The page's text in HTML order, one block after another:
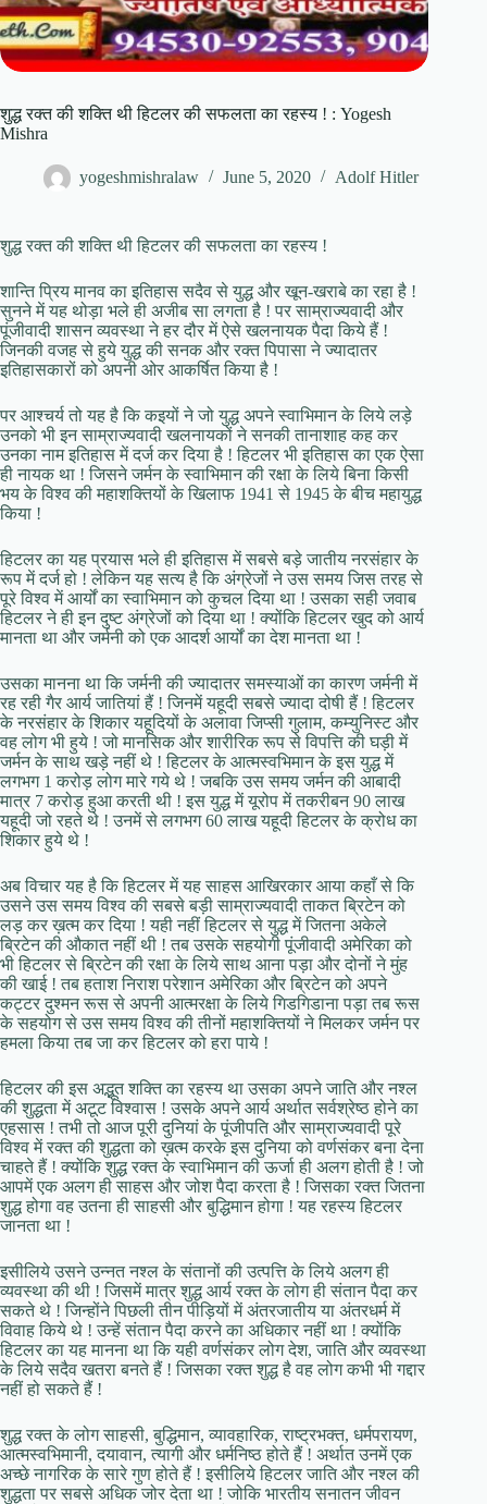
शुद्ध रक्त की शक्ति थी हिटलर की सफलता का रहस्य ! : Yogesh
Mishra
yogeshmishralaw June 5, 2020 Adolf Hitler
शुद्ध रक्त की शक्ति थी हिटलर की सफलता का रहस्य !
शान्ति प्रिय मानव का इतिहास सदैव से युद्ध और खून-खराबे का रहा है !
सुनने में यह थोड़ा भले ही अजीब सा लगता है ! पर साम्राज्यवादी और
पूंजीवादी शासन व्यवस्था ने हर दौर में ऐसे खलनायक पैदा किये हैं !
जिनकी वजह से हुये युद्ध की सनक और रक्त पिपासा ने ज्यादातर
इतिहासकारों को अपनी ओर आकर्षित किया है !
पर आश्चर्य तो यह है कि कइयों ने जो युद्ध अपने स्वाभिमान के लिये लड़े
उनको भी इन साम्राज्यवादी खलनायकों ने सनकी तानाशाह कह कर
उनका नाम इतिहास में दर्ज कर दिया है ! हिटलर भी इतिहास का एक ऐसा
ही नायक था ! जिसने जर्मन के स्वाभिमान की रक्षा के लिये बिना किसी
भय के विश्व की महाशक्तियों के खिलाफ 1941 से 1945 के बीच महायुद्ध
किया !
हिटलर का यह प्रयास भले ही इतिहास में सबसे बड़े जातीय नरसंहार के
रूप में दर्ज हो ! लेकिन यह सत्य है कि अंग्रेजों ने उस समय जिस तरह से
पूरे विश्व में आर्यों का स्वाभिमान को कुचल दिया था ! उसका सही जवाब
हिटलर ने ही इन दुष्ट अंग्रेजों को दिया था ! क्योंकि हिटलर खुद को आर्य
मानता था और जर्मनी को एक आदर्श आर्यों का देश मानता था !
उसका मानना था कि जर्मनी की ज्यादातर समस्याओं का कारण जर्मनी में
रह रही गैर आर्य जातियां हैं ! जिनमें यहूदी सबसे ज्यादा दोषी हैं ! हिटलर
के नरसंहार के शिकार यहूदियों के अलावा जिप्सी गुलाम, कम्युनिस्ट और
वह लोग भी हुये ! जो मानसिक और शारीरिक रूप से विपत्ति की घड़ी में
जर्मन के साथ खड़े नहीं थे ! हिटलर के आत्मस्वभिमान के इस युद्ध में
लगभग 1 करोड़ लोग मारे गये थे ! जबकि उस समय जर्मन की आबादी
मात्र 7 करोड़ हुआ करती थी ! इस युद्ध में यूरोप में तकरीबन 90 लाख
यहूदी जो रहते थे ! उनमें से लगभग 60 लाख यहूदी हिटलर के क्रोध का
शिकार हुये थे !
अब विचार यह है कि हिटलर में यह साहस आखिरकार आया कहाँ से कि
उसने उस समय विश्व की सबसे बड़ी साम्राज्यवादी ताकत ब्रिटेन को
लड़ कर ख़त्म कर दिया ! यही नहीं हिटलर से युद्ध में जितना अकेले
ब्रिटेन की औकात नहीं थी ! तब उसके सहयोगी पूंजीवादी अमेरिका को
भी हिटलर से ब्रिटेन की रक्षा के लिये साथ आना पड़ा और दोनों ने मुंह
की खाई ! तब हताश निराश परेशान अमेरिका और ब्रिटेन को अपने
कट्टर दुश्मन रूस से अपनी आत्मरक्षा के लिये गिडगिडाना पड़ा तब रूस
के सहयोग से उस समय विश्व की तीनों महाशक्तियों ने मिलकर जर्मन पर
हमला किया तब जा कर हिटलर को हरा पाये !
हिटलर की इस अद्भूत शक्ति का रहस्य था उसका अपने जाति और नश्ल
की शुद्धता में अटूट विश्वास ! उसके अपने आर्य अर्थात सर्वश्रेष्ठ होने का
एहसास ! तभी तो आज पूरी दुनियां के पूंजीपति और साम्राज्यवादी पूरे
विश्व में रक्त की शुद्धता को ख़त्म करके इस दुनिया को वर्णसंकर बना देना
चाहते हैं ! क्योंकि शुद्ध रक्त के स्वाभिमान की ऊर्जा ही अलग होती है ! जो
आपमें एक अलग ही साहस और जोश पैदा करता है ! जिसका रक्त जितना
शुद्ध होगा वह उतना ही साहसी और बुद्धिमान होगा ! यह रहस्य हिटलर
जानता था !
इसीलिये उसने उन्नत नश्ल के संतानों की उत्पत्ति के लिये अलग ही
व्यवस्था की थी ! जिसमें मात्र शुद्ध आर्य रक्त के लोग ही संतान पैदा कर
सकते थे ! जिन्होंने पिछली तीन पीड़ियों में अंतरजातीय या अंतरधर्म में
विवाह किये थे ! उन्हें संतान पैदा करने का अधिकार नहीं था ! क्योंकि
हिटलर का यह मानना था कि यही वर्णसंकर लोग देश, जाति और व्यवस्था
के लिये सदैव खतरा बनते हैं ! जिसका रक्त शुद्ध है वह लोग कभी भी गद्दार
नहीं हो सकते हैं !
शुद्ध रक्त के लोग साहसी, बुद्धिमान, व्यावहारिक, राष्ट्रभक्त, धर्मपरायण,
आत्मस्वभिमानी, दयावान, त्यागी और धर्मनिष्ठ होते हैं ! अर्थात उनमें एक
अच्छे नागरिक के सारे गुण होते हैं ! इसीलिये हिटलर जाति और नश्ल की
शुद्धता पर सबसे अधिक जोर देता था ! जोकि भारतीय सनातन जीवन